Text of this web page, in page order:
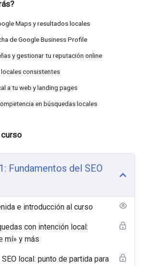
Maps y resultados locales
de Google Business Profile
y gestionar tu reputación online
consistentes
a tu web y landing pages
en búsquedas locales
Fundamentos del SEO
e introducción al curso
con intención local:
mí» y más
local: punto de partida para